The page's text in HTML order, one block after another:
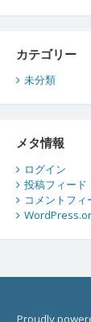
カテゴリー
未分類
メタ情報
ログイン
投稿フィード
コメントフィ
Proudly